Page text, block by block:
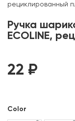
рециклированный
Ручка
ECOLINE,
22 ₽
Color